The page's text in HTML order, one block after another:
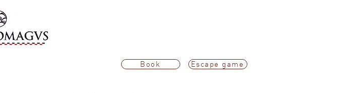
Book Escape game